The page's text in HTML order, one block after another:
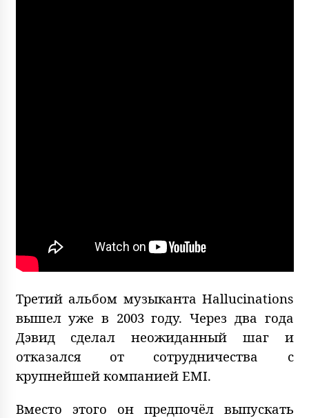
Третий альбом музыканта Hallucinations
вышел уже в 2003 году. Через два года
Дэвид сделал неожиданный шаг и
отказался от сотрудничества с
крупнейшей компанией EMI.
Вместо этого он предпочёл выпускать